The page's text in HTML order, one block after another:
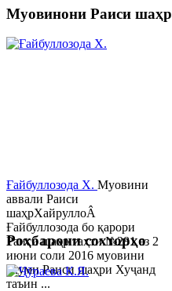
Муовинони Раиси шаҳр
Ғайбуллозода Х. Муовини
аввали Раиси
шаҳрХайруллоÂ
Ғайбуллозода бо қарори
Раиси шаҳр таҳти №281 аз 2
июни соли 2016 муовини
якуми Раиси шаҳри Хуҷанд
таъин ...
Роҳбарони сохторҳо